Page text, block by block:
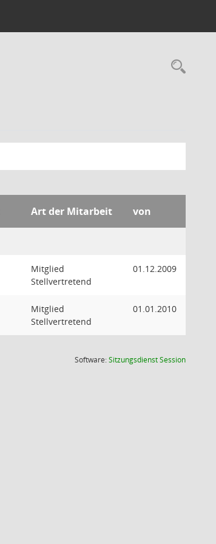
Art der Mitarbeit von
Mitglied
Stellvertretend
01.12.2009
Mitglied
Stellvertretend
01.01.2010
Software:SitzungsdienstSession(Wird in